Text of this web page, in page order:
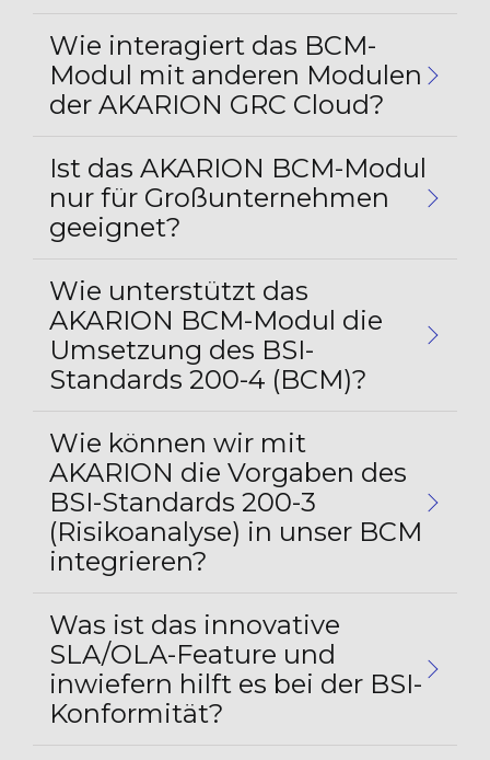
Wie interagiert das BCM-
Modul mit anderen Modulen
der AKARION GRC Cloud?
Ist das AKARION BCM-Modul
nur für Großunternehmen
geeignet?
Wie unterstützt das
AKARION BCM-Modul die
Umsetzung des BSI-
Standards 200-4 (BCM)?
Wie können wir mit
AKARION die Vorgaben des
BSI-Standards 200-3
(Risikoanalyse) in unser BCM
integrieren?
Was ist das innovative
SLA/OLA-Feature und
inwiefern hilft es bei der BSI-
Konformität?